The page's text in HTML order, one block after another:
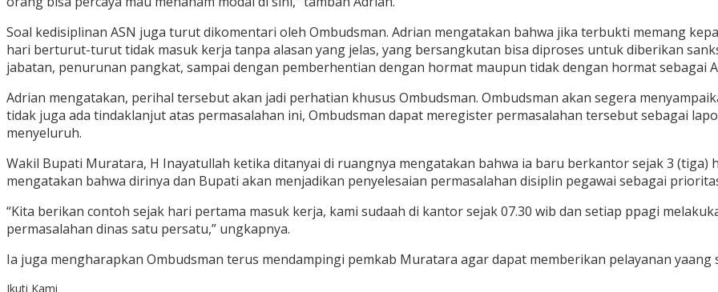
Soal kedisiplinan ASN juga turut dikomentari oleh Ombudsman. Adrian mengatakan bahwa jika terbukti memang
hari berturut-turut tidak masuk kerja tanpa alasan yang jelas, yang bersangkutan bisa diproses untuk diberikan
jabatan, penurunan pangkat, sampai dengan pemberhentian dengan hormat maupun tidak dengan hormat sebagai
Adrian mengatakan, perihal tersebut akan jadi perhatian khusus Ombudsman. Ombudsman akan segera
tidak juga ada tindaklanjut atas permasalahan ini, Ombudsman dapat meregister permasalahan tersebut sebagai
menyeluruh.
Wakil Bupati Muratara, H Inayatullah ketika ditanyai di ruangnya mengatakan bahwa ia baru berkantor sejak 3 (tiga)
mengatakan bahwa dirinya dan Bupati akan menjadikan penyelesaian permasalahan disiplin pegawai sebagai
“Kita berikan contoh sejak hari pertama masuk kerja, kami sudaah di kantor sejak 07.30 wib dan setiap ppagi
permasalahan dinas satu persatu,” ungkapnya.
Ia juga mengharapkan Ombudsman terus mendampingi pemkab Muratara agar dapat memberikan pelayanan yaang
Ikuti Kami